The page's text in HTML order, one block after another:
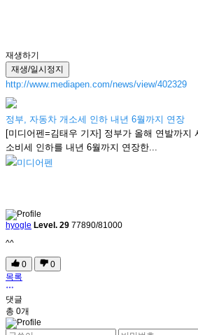
재생하기
http://www.mediapen.com/news/view/402329
정부, 자동차 개소세 인하 내년 6월까지 연장
[미디어펜=김태우 기자] 정부가 올해 연발까지
소비세 인하를 내년 6월까지 연장한...
미디어펜
hyogle Level. 29 77890/81000
^^
0
0
목록
댓글
총 0개